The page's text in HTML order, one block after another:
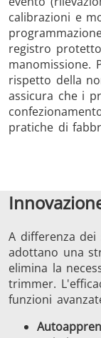
calibrazioni e
registro
manomissione.
rispetto della
assicura che i
pratiche di
A differenza dei
adottano una
elimina la
trimmer.
funzioni